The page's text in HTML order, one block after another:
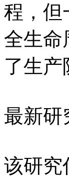
程，但
全生命
了生产
最新研
该研究